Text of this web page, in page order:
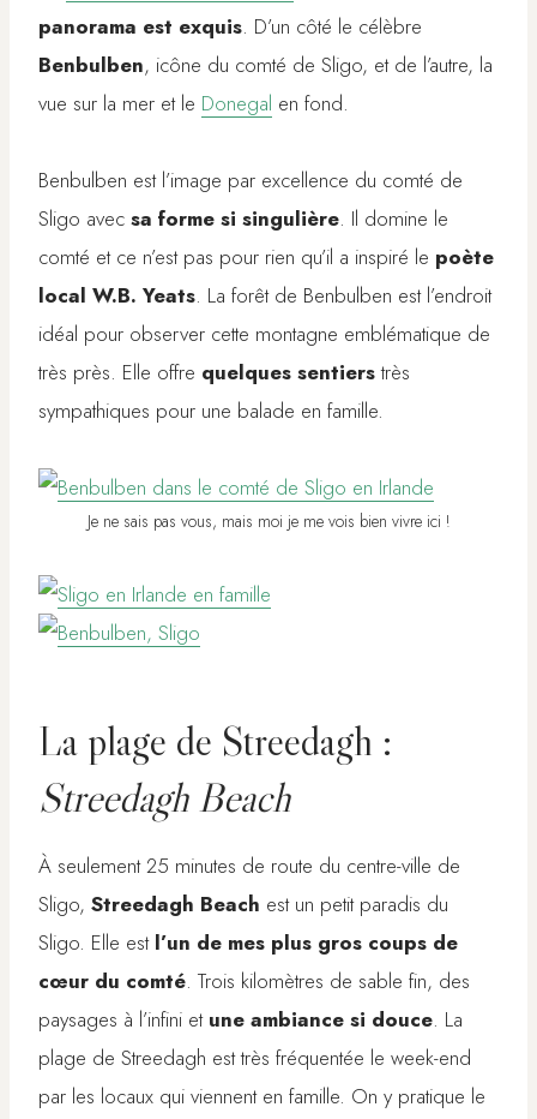
panorama est exquis. D’un côté le célèbre
Benbulben, icône du comté de Sligo, et de l’autre, la
vue sur la mer et le Donegal en fond.
Benbulben est l’image par excellence du comté de
Sligo avec sa forme si singulière. Il domine le
comté et ce n’est pas pour rien qu’il a inspiré le poète
local W.B. Yeats. La forêt de Benbulben est l’endroit
idéal pour observer cette montagne emblématique de
très près. Elle offre quelques sentierstrès
sympathiques pour une balade en famille.
Je ne sais pas vous, mais moi je me vois bien vivre ici !
La plage de Streedagh :
Streedagh Beach
À seulement 25 minutes de route du centre-ville de
Sligo, Streedagh Beach est un petit paradis du
Sligo. Elle est l’un de mes plus gros coups de
cœur du comté. Trois kilomètres de sable fin, des
paysages à l’infini et une ambiance si douce. La
plage de Streedagh est très fréquentée le week-end
par les locaux qui viennent en famille. On y pratique le